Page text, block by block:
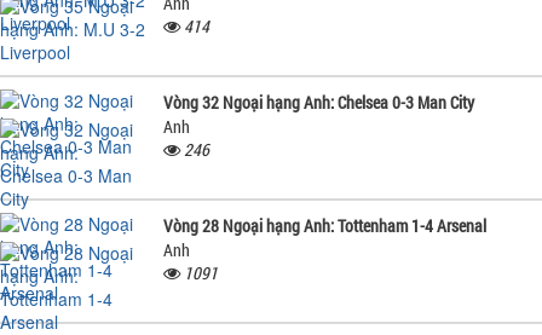
414
Vòng 32 Ngoại hạng Anh: Chelsea 0-3 Man City
Anh
246
Vòng 28 Ngoại hạng Anh: Tottenham 1-4 Arsenal
Anh
1091